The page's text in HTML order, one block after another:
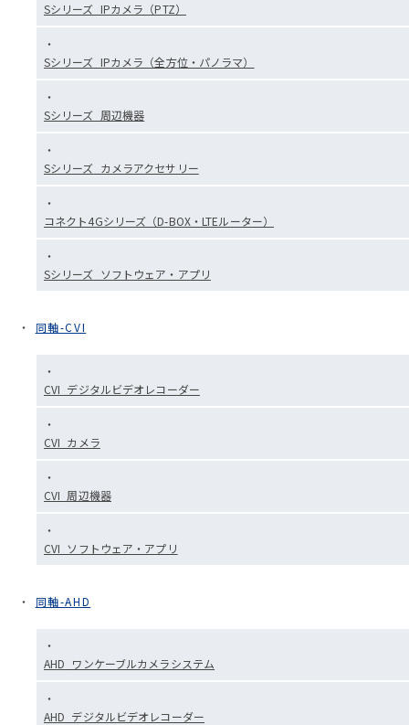
Sシリーズ_IPカメラ（PTZ）
Sシリーズ_IPカメラ（全方位・パノラマ）
Sシリーズ_周辺機器
Sシリーズ_カメラアクセサリー
コネクト4Gシリーズ（D-BOX・LTEルーター）
Sシリーズ_ソフトウェア・アプリ
同軸-CVI
CVI_デジタルビデオレコーダー
CVI_カメラ
CVI_周辺機器
CVI_ソフトウェア・アプリ
同軸-AHD
AHD_ワンケーブルカメラシステム
AHD_デジタルビデオレコーダー